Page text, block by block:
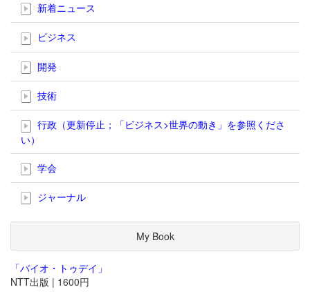
新着ニュース
ビジネス
開発
技術
行政（更新停止；「ビジネス>世界の動き」を参照くださ
い）
学会
ジャーナル
My Book
「バイオ・トゥデイ」
NTT出版 | 1600円